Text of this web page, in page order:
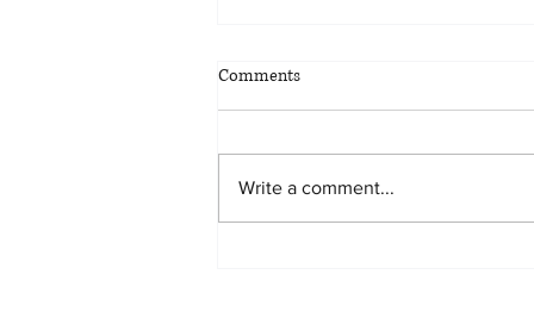
把房产或投资组合直接留给孩
子，还是先放进家族有限责任
近年来，越来越多拥有出租物业、
商业地产、投资组合或其他投资资
Comments
Write a comment...